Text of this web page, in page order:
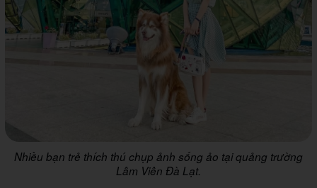
Nhiều bạn trẻ thích thú chụp ảnh sống ảo tại quảng trường
Lâm Viên Đà Lạt.